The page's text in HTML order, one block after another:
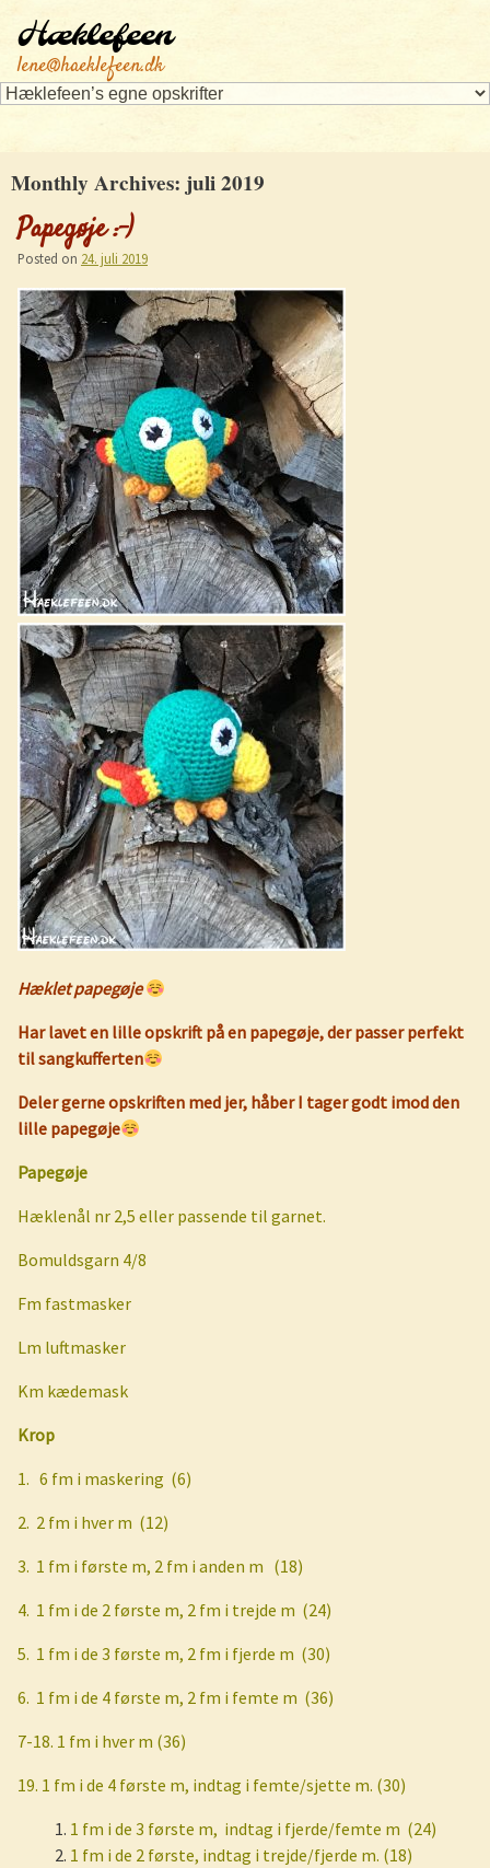
Hæklefeen
lene@haeklefeen.dk
Monthly Archives: juli 2019
Papegøje :-)
Posted on 24. juli 2019
Hæklet papegøje
Har lavet en lille opskrift på en papegøje, der passer perfekt
til sangkufferten
Deler gerne opskriften med jer, håber I tager godt imod den
lille papegøje
Papegøje
Hæklenål nr 2,5 eller passende til garnet.
Bomuldsgarn 4/8
Fm fastmasker
Lm luftmasker
Km kædemask
Krop
1. 6 fm i maskering (6)
2. 2 fm i hver m (12)
3. 1 fm i første m, 2 fm i anden m (18)
4. 1 fm i de 2 første m, 2 fm i trejde m (24)
5. 1 fm i de 3 første m, 2 fm i fjerde m (30)
6. 1 fm i de 4 første m, 2 fm i femte m (36)
7-18. 1 fm i hver m (36)
19. 1 fm i de 4 første m, indtag i femte/sjette m. (30)
1 fm i de 3 første m, indtag i fjerde/femte m (24)
1 fm i de 2 første, indtag i trejde/fjerde m. (18)